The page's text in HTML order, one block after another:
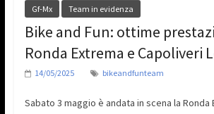
Gf-Mx Team in evidenza
Bike and Fun: ottime
Ronda Extrema e Capoliveri
14/05/2025 bikeandfunteam
Sabato 3 maggio è andata in scena la Ronda